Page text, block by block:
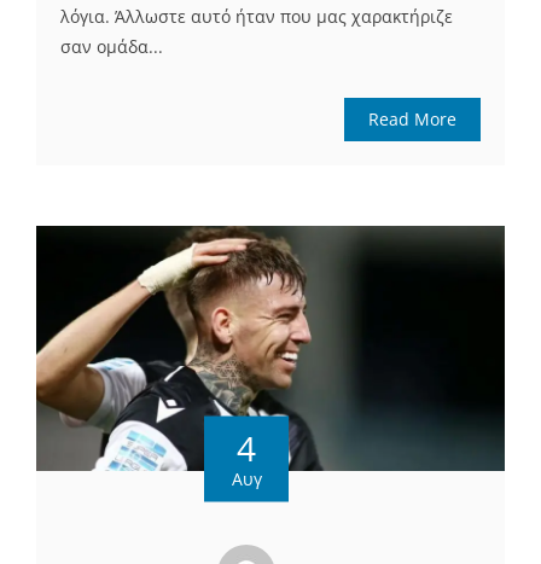
λόγια. Άλλωστε αυτό ήταν που μας χαρακτήριζε
σαν ομάδα...
Read More
4
Αυγ